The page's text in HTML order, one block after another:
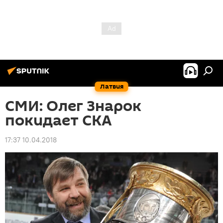
Латвия
СМИ: Олег Знарок
покидает СКА
17:37 10.04.2018